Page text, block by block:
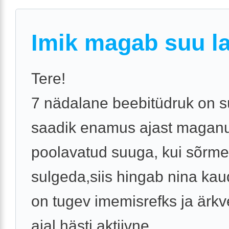
Imik magab suu
Tere!
7 nädalane beebitüdruk on
saadik enamus ajast
poolavatud suuga, kui
sulgeda,siis hingab nina
on tugev imemisrefks ja